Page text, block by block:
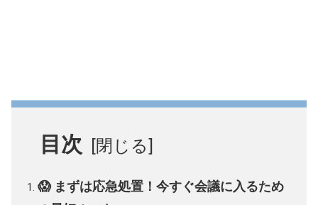
目次
😱 まずは応急処置！今すぐ会議に入るため